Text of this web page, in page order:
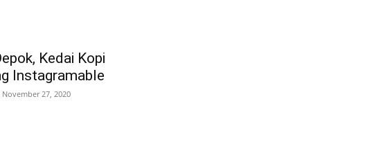
Kedai Kopi
Instagramable
November 27, 2020